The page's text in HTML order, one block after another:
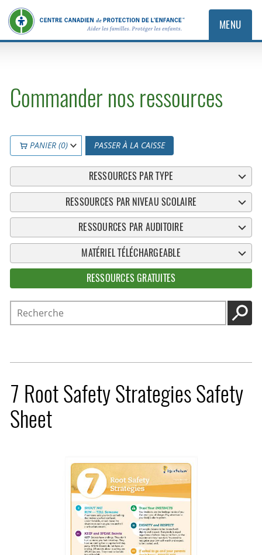
MENU
Commander nos ressources
PANIER (0) PASSER À LA CAISSE
RESSOURCES PAR TYPE
RESSOURCES PAR NIVEAU SCOLAIRE
RESSOURCES PAR AUDITOIRE
MATÉRIEL TÉLÉCHARGEABLE
RESSOURCES GRATUITES
Recherche
7 Root Safety Strategies Safety
Sheet